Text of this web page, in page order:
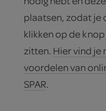
plaatsen, zodat je
klikken op de
zitten. Hier vind je
voordelen van
SPAR.